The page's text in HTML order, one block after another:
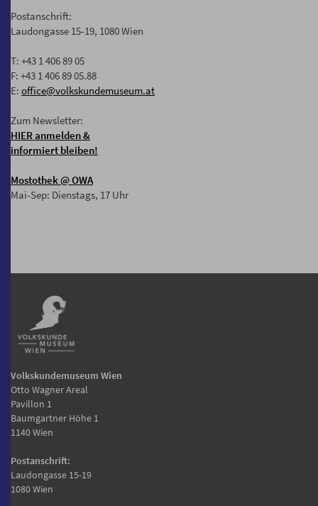
Postanschrift:
Laudongasse 15-19, 1080 Wien
T: +43 1 406 89 05
F: +43 1 406 89 05.88
E: office@volkskundemuseum.at
Zum Newsletter:
HIER anmelden &
informiert bleiben!
Mostothek@ OWA
Mai-Sep: Dienstags, 17 Uhr
Volkskundemuseum Wien
Otto Wagner Areal
Pavillon 1
Baumgartner Höhe 1
1140 Wien
Postanschrift:
Laudongasse 15-19
1080 Wien